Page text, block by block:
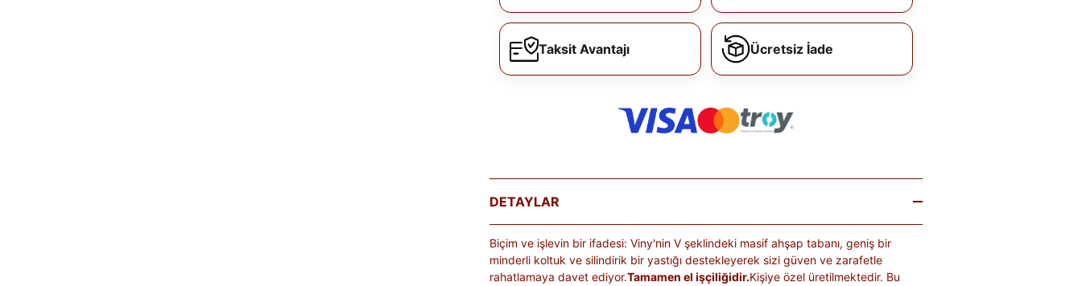
Taksit Avantajı Ücretsiz İade
DETAYLAR
Biçim ve işlevin bir ifadesi: Viny'nin V şeklindeki masif ahşap tabanı, geniş bir
minderli koltuk ve silindirik bir yastığı destekleyerek sizi güven ve zarafetle
rahatlamaya davet ediyor.Tamamen el işçiliğidir.Kişiye özel üretilmektedir. Bu